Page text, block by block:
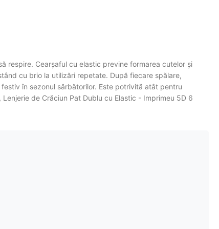
respire. Cearșaful cu elastic previne formarea cutelor și
cu brio la utilizări repetate. După fiecare spălare,
în sezonul sărbătorilor. Este potrivită atât pentru
de Crăciun Pat Dublu cu Elastic - Imprimeu 5D 6